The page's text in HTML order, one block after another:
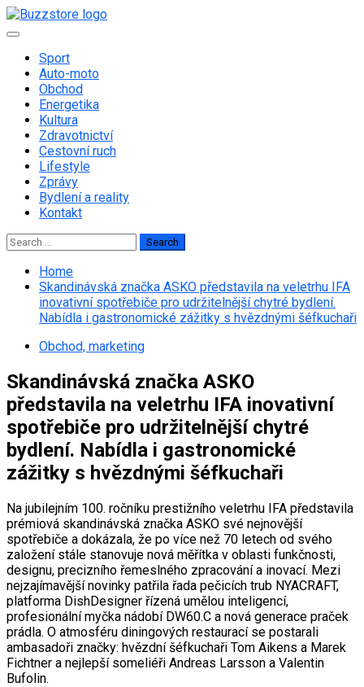
Skip
to
Primary
Sport
Auto-moto
Obchod
Energetika
Kultura
Zdravotnictví
Cestovní ruch
Lifestyle
Zprávy
Bydlení a reality
Kontakt
Search
for:
Home
Skandinávská značka ASKO představila na veletrhu IFA
inovativní spotřebiče pro udržitelnější chytré bydlení.
Nabídla i gastronomické zážitky s hvězdnými šéfkuchaři
Obchod, marketing
Skandinávská značka ASKO
představila na veletrhu IFA inovativní
spotřebiče pro udržitelnější chytré
bydlení. Nabídla i gastronomické
zážitky s hvězdnými šéfkuchaři
Na jubilejním 100. ročníku prestižního veletrhu IFA představila
prémiová skandinávská značka ASKO své nejnovější
spotřebiče a dokázala, že po více než 70 letech od svého
založení stále stanovuje nová měřítka v oblasti funkčnosti,
designu, precizního řemeslného zpracování a inovací. Mezi
nejzajímavější novinky patřila řada pečicích trub NYACRAFT,
platforma DishDesigner řízená umělou inteligencí,
profesionální myčka nádobí DW60.C a nová generace praček
prádla. O atmosféru diningových restaurací se postarali
ambasadoři značky: hvězdní šéfkuchaři Tom Aikens a Marek
Fichtner a nejlepší someliéři Andreas Larsson a Valentin
Bufolin.